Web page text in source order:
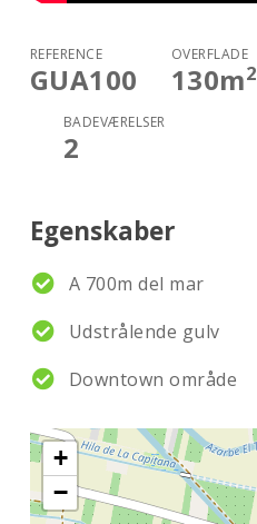
REFERENCE
GUA100
OVERFLADE
130m2
BADEVÆRELSER
2
Egenskaber
A 700m del mar
Udstrålende gulv
Downtown område
+
−